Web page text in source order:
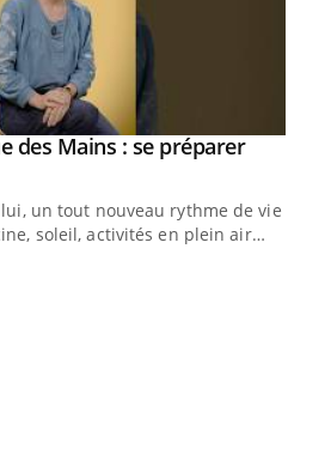
des Mains : se préparer
un tout nouveau rythme de vie !
soleil, activités en plein air…